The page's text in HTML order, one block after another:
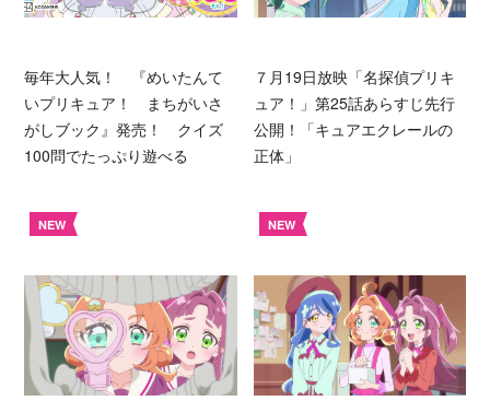
毎年大人気！ 『めいたんて
いプリキュア！ まちがいさ
がしブック』発売！ クイズ
100問でたっぷり遊べる
７月19日放映「名探偵プリキ
ュア！」第25話あらすじ先行
公開！「キュアエクレールの
正体」
NEW NEW